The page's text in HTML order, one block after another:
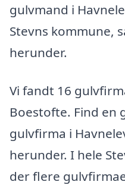
gulvmand i
Stevns kommune,
herunder.
Vi fandt 16
Boestofte. Find en
gulvfirma i
herunder. I hele
der flere